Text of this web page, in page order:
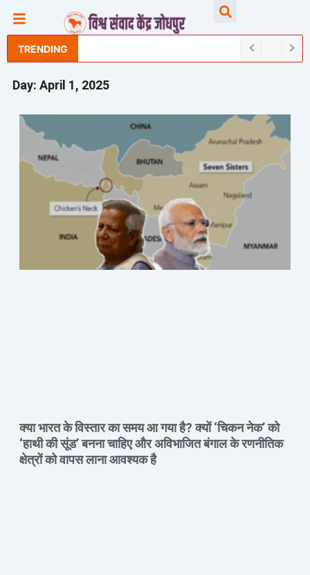
TRENDING
Day: April 1, 2025
क्या भारत के विस्तार का समय आ गया है? क्यों ‘चिकन नेक’ को
‘हाथी की सूंड’ बनना चाहिए और अविभाजित बंगाल के रणनीतिक
क्षेत्रों को वापस लाना आवश्यक है